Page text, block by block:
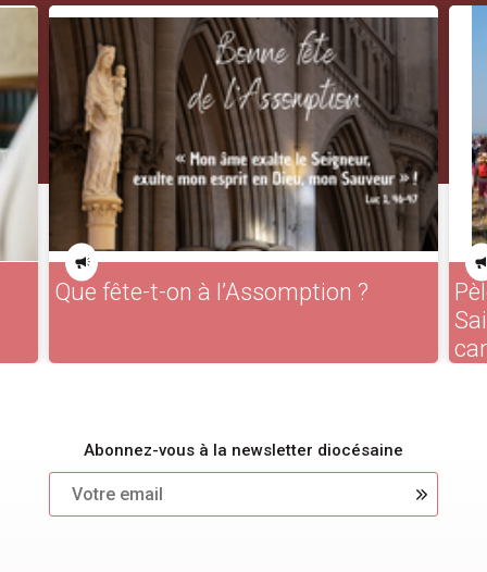
Que fête-t-on à l’Assomption ?
Abonnez-vous à la newsletter diocésaine